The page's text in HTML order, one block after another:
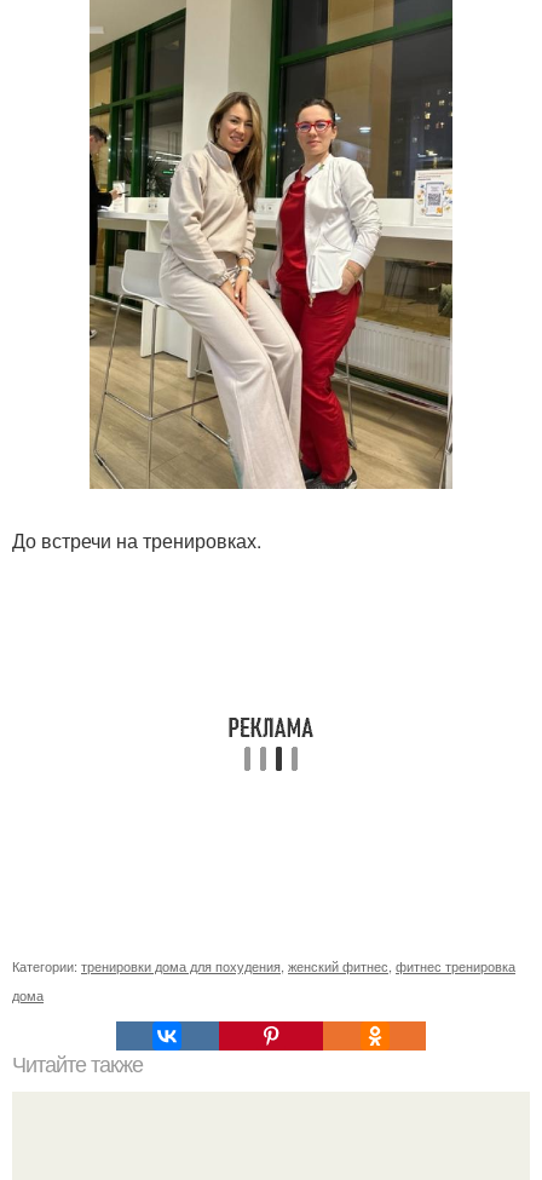
До встречи на тренировках.
Категории: тренировки дома для похудения женский фитнес фитнес тренировка
дома
Читайте также